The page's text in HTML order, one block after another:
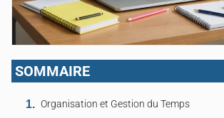
SOMMAIRE
Organisation et Gestion du Temps